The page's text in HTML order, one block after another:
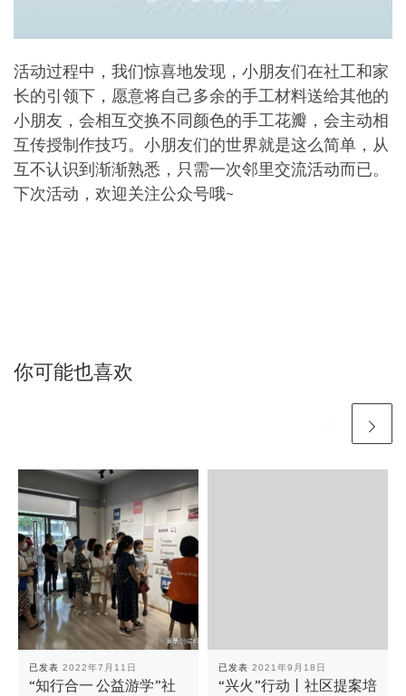
活动过程中，我们惊喜地发现，小朋友们在社工和家
长的引领下，愿意将自己多余的手工材料送给其他的
小朋友，会相互交换不同颜色的手工花瓣，会主动相
互传授制作技巧。小朋友们的世界就是这么简单，从
互不认识到渐渐熟悉，只需一次邻里交流活动而已。
下次活动，欢迎关注公众号哦~
你可能也喜欢
已发表 2022年7月11日
“知行合一 公益游学”社
已发表 2021年9月18日
“兴火”行动丨社区提案培